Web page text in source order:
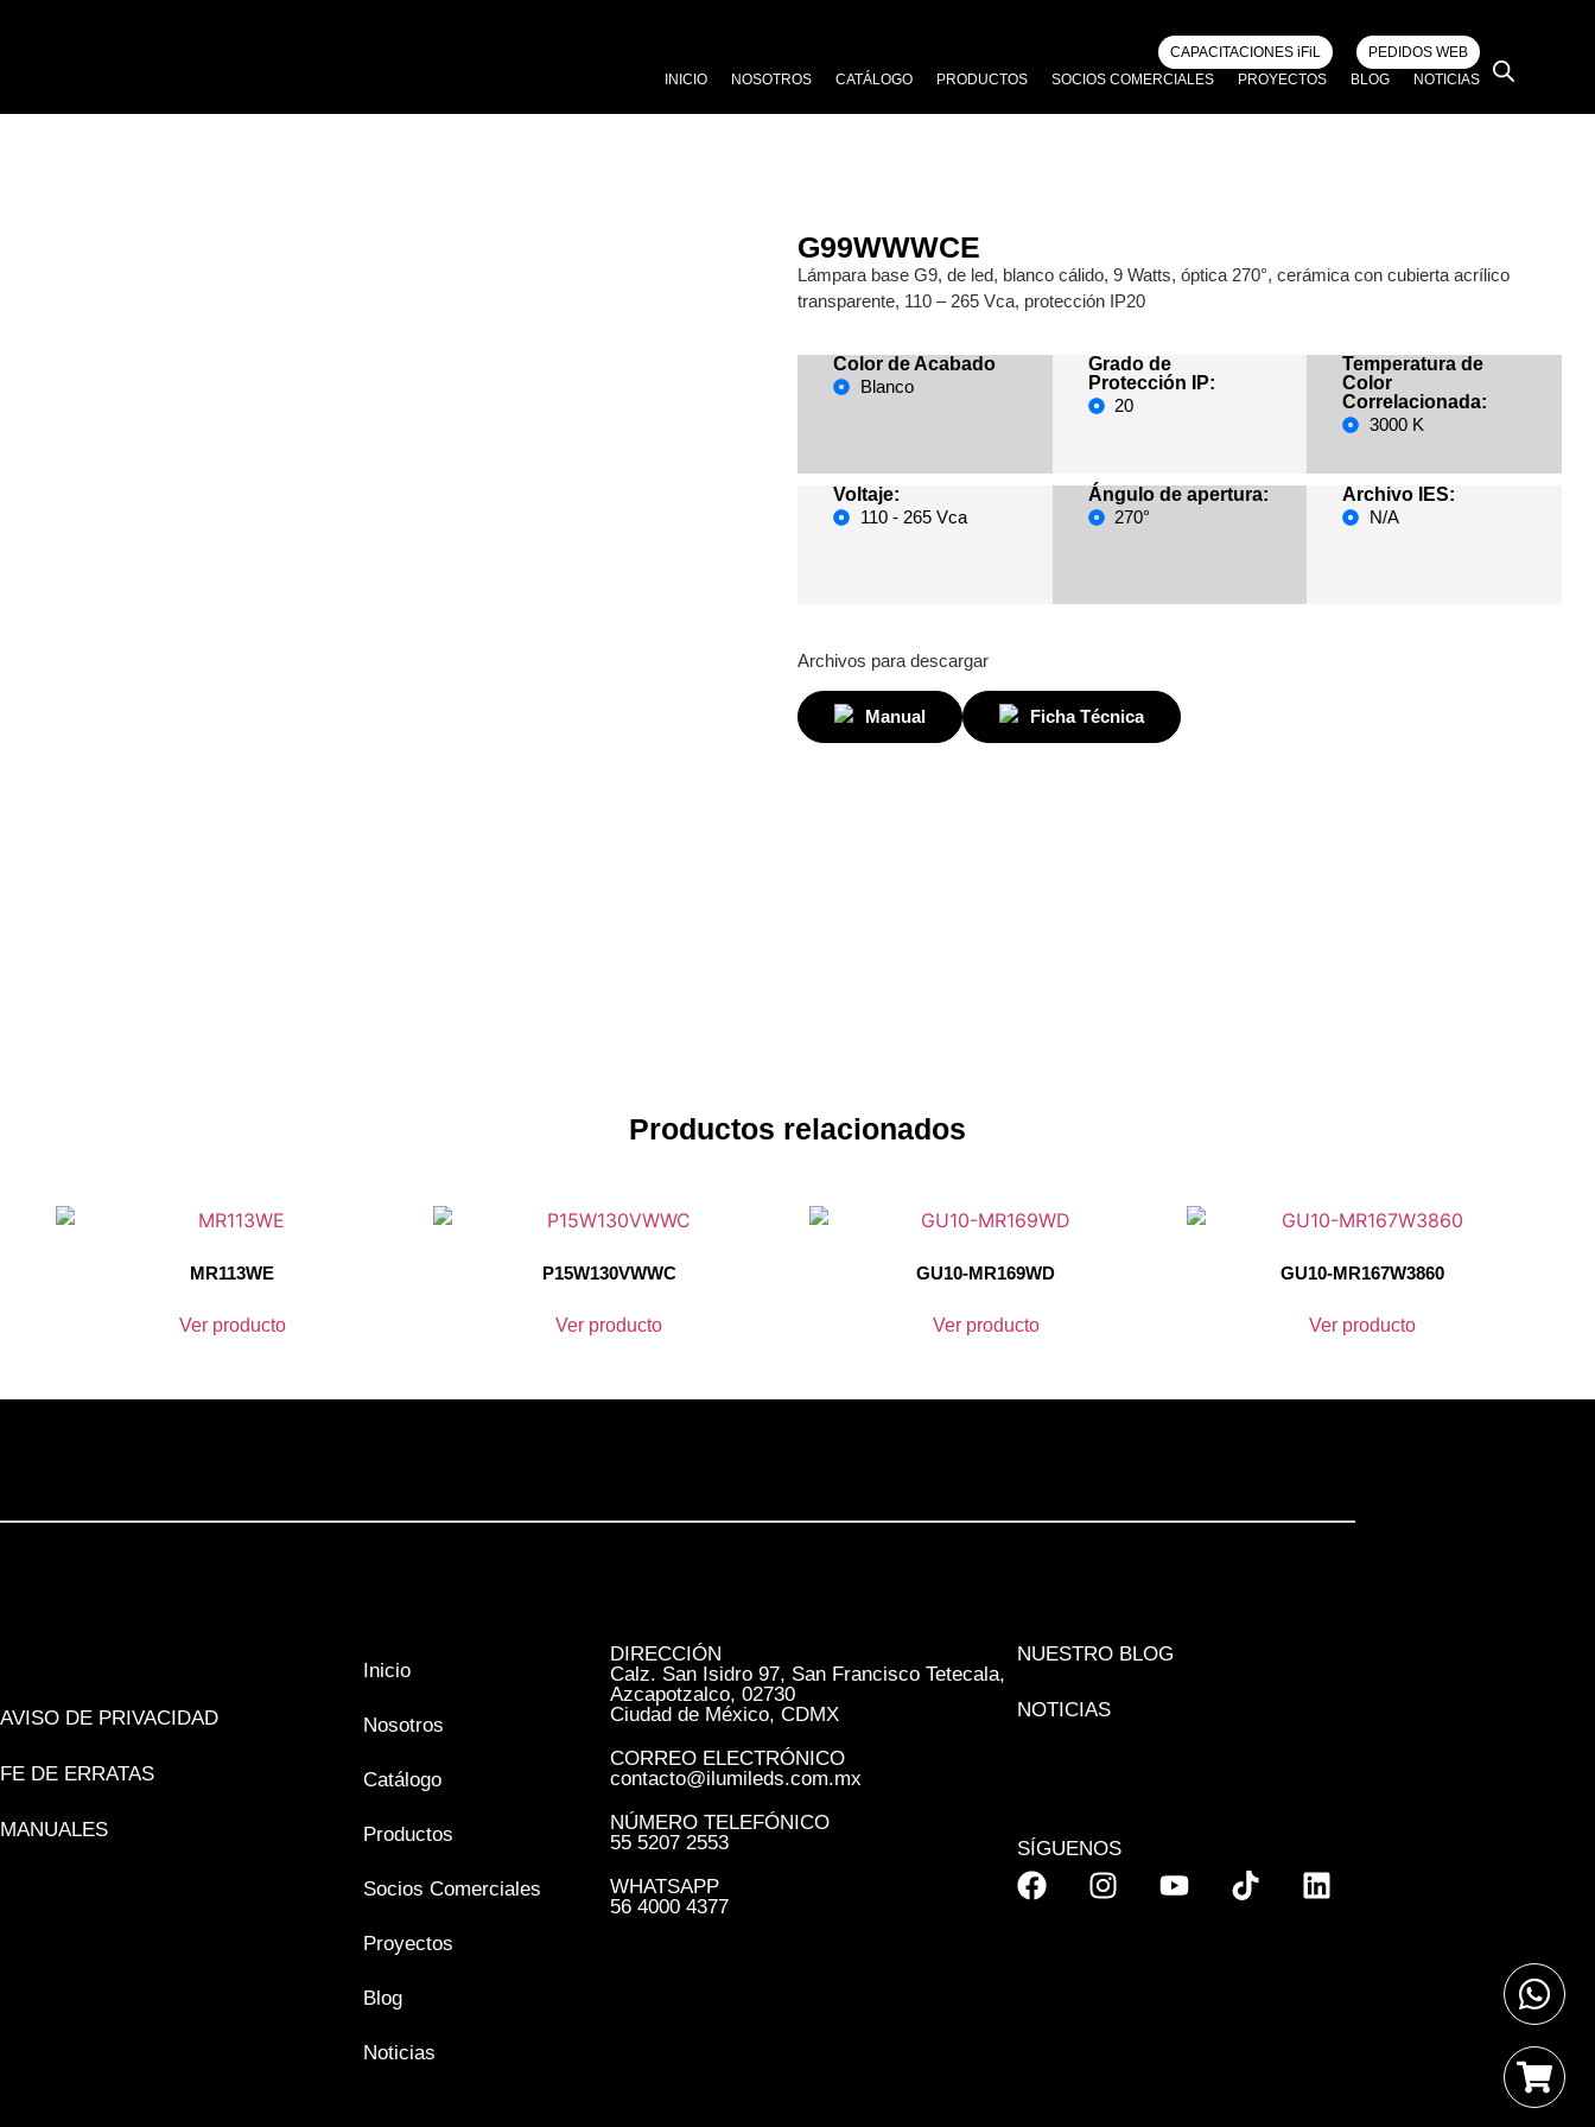
CAPACITACIONES iFiL
PEDIDOS WEB
INICIO
NOSOTROS CATÁLOGO PRODUCTOS SOCIOS COMERCIALES PROYECTOS BLOG NOTICIAS
G99WWWCE
Lámpara base G9, de led, blanco cálido, 9 Watts, óptica 270°, cerámica con cubierta acrílico
transparente, 110 – 265 Vca, protección IP20
Color de Acabado
Blanco
Grado de
Protección IP:
20
Temperatura de
Color
Correlacionada:
3000 K
Voltaje:
110 - 265 Vca
Ángulo de apertura:
270°
Archivo IES:
N/A
Archivos para descargar
Manual Ficha Técnica
Productos relacionados
MR113WE
Ver producto
P15W130VWWC
Ver producto
GU10-MR169WD
Ver producto
GU10-MR167W3860
Ver producto
AVISO DE PRIVACIDAD
FE DE ERRATAS
MANUALES
Inicio
Nosotros
Catálogo
Productos
Socios Comerciales
Proyectos
Blog
Noticias
DIRECCIÓN
Calz. San Isidro 97, San Francisco Tetecala,
Azcapotzalco, 02730
Ciudad de México, CDMX
CORREO ELECTRÓNICO
contacto@ilumileds.com.mx
NÚMERO TELEFÓNICO
55 5207 2553
WHATSAPP
56 4000 4377
NUESTRO BLOG
NOTICIAS
SÍGUENOS